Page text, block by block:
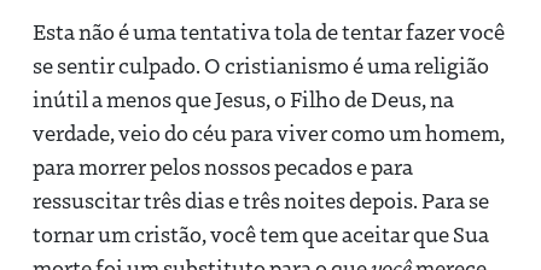
Esta não é uma tentativa tola de tentar fazer você
se sentir culpado. O cristianismo é uma religião
inútil a menos que Jesus, o Filho de Deus, na
verdade, veio do céu para viver como um homem,
para morrer pelos nossos pecados e para
ressuscitar três dias e três noites depois. Para se
tornar um cristão, você tem que aceitar que Sua